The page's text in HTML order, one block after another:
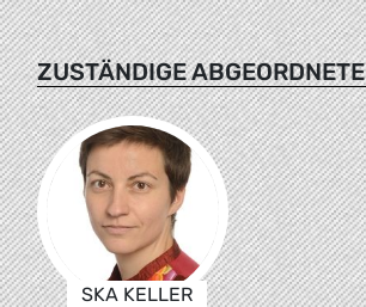
ZUSTÄNDIGE ABGEORDNETE
SKA KELLER